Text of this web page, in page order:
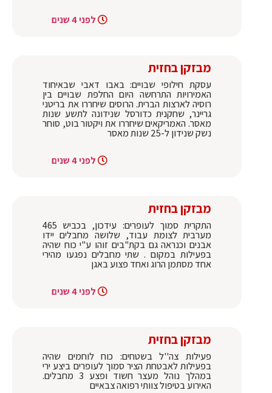
לפני 4 שנים
מבזקן בחזית
עסקת חילופי שבויים: באבו דאבי שבאיחוד
האמירויות התרחשה היום החלפת שבויים בין
רוסיה לארצות הברית. הרוסים שיחררו את בריטני
גריינר, שחקנית כדורסל שנידונה לתשע שנות
מאסר. האמריקאים שיחררו את ויקטור בוט, סוחר
נשק שנידון ל-25 שנות מאסר
לפני 4 שנים
מבזקן בחזית
התקרית סמוך לעופרים: עידכון, בכביש 465
מערבית לצומת עבוד, שלושה מחבלים יידו
אבנים וכנראה גם בקת"בים זוהו ע"י כוח שהיה
בפעילות במקום . שתי מחבלים נפגעו מהירי
אחד מסתמן הרוג ואחד פצוע באגן
לפני 4 שנים
מבזקן בחזית
פעילות צה''ל בשטחים: כוח לוחמים שהיה
בפעילות לאבטחת הציר סמוך לעופרים ביצע ירי
במהלך נוהל מעצר חשוד ופצע 3 מחבלים.
האירוע בטיפול צוותי רפואה צבאיים